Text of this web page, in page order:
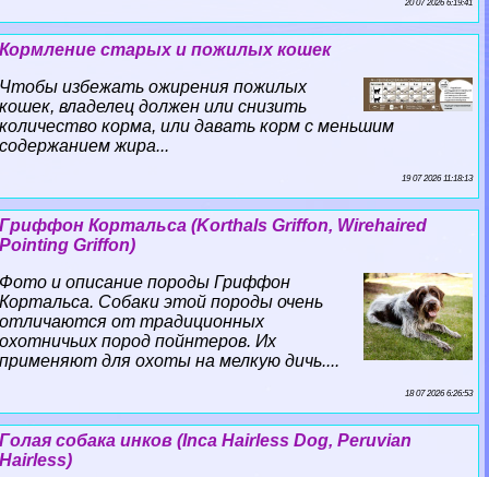
20 07 2026 6:19:41
Кормление старых и пожилых кошек
Чтобы избежать ожирения пожилых
кошек, владелец должен или снизить
количество корма, или давать корм с меньшим
содержанием жира...
19 07 2026 11:18:13
Гриффон Кортальса (Korthals Griffon, Wirehaired
Pointing Griffon)
Фото и описание породы Гриффон
Кортальса. Собаки этой породы очень
отличаются от традиционных
охотничьих пород пойнтеров. Их
применяют для охоты на мелкую дичь....
18 07 2026 6:26:53
Гoлая собака инков (Inca Hairless Dog, Peruvian
Hairless)